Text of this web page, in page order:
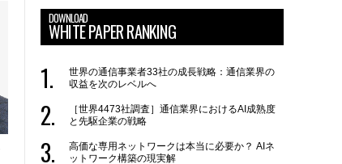
DOWNLOAD
WHITE PAPER RANKING
世界の通信事業者33社の成長戦略：通信業界の
収益を次のレベルへ
［世界4473社調査］通信業界におけるAI成熟度
と先駆企業の戦略
高価な専用ネットワークは本当に必要か？ AIネ
ットワーク構築の現実解